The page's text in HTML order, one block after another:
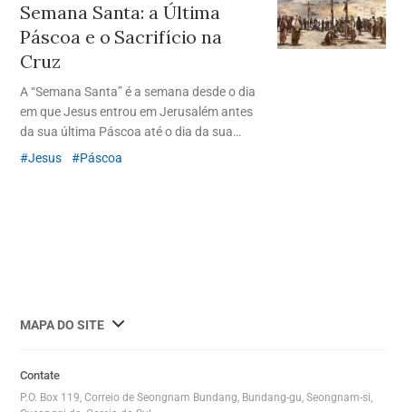
Semana Santa: a Última
Páscoa e o Sacrifício na
Cruz
A “Semana Santa” é a semana desde o dia
em que Jesus entrou em Jerusalém antes
da sua última Páscoa até o dia da sua
morte na cruz. Vejamos as obras de Jesus
Jesus Páscoa
MAPA DO SITE 사
맵
Contate
P.O. Box 119, Correio de Seongnam Bundang, Bundang-gu, Seongnam-si,